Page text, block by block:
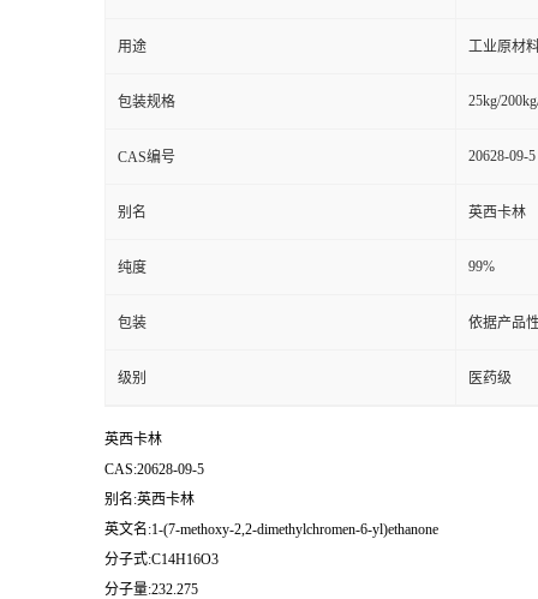
用途 工业原材
包装规格 25kg/
CAS编号 20628-09-5
别名 英西卡林
纯度 99%
包装 依据产品
级别 医药级
英西卡林
CAS:20628-09-5
别名:英西卡林
英文名:1-(7-methoxy-2,2-dimethylchromen-6-yl)ethanone
分子式:C14H16O3
分子量:232.275